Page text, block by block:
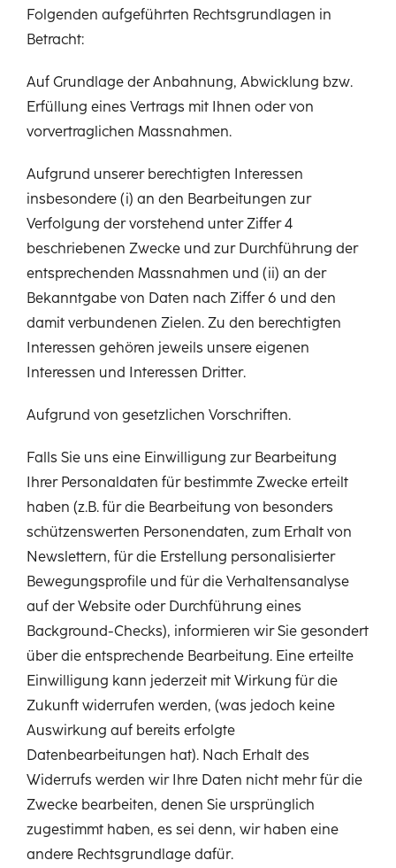
Folgenden aufgeführten Rechtsgrundlagen in
Betracht:
Auf Grundlage der Anbahnung, Abwicklung bzw.
Erfüllung eines Vertrags mit Ihnen oder von
vorvertraglichen Massnahmen.
Aufgrund unserer berechtigten Interessen
insbesondere (i) an den Bearbeitungen zur
Verfolgung der vorstehend unter Ziffer 4
beschriebenen Zwecke und zur Durchführung der
entsprechenden Massnahmen und (ii) an der
Bekanntgabe von Daten nach Ziffer 6 und den
damit verbundenen Zielen. Zu den berechtigten
Interessen gehören jeweils unsere eigenen
Interessen und Interessen Dritter.
Aufgrund von gesetzlichen Vorschriften.
Falls Sie uns eine Einwilligung zur Bearbeitung
Ihrer Personaldaten für bestimmte Zwecke erteilt
haben (z.B. für die Bearbeitung von besonders
schützenswerten Personendaten, zum Erhalt von
Newslettern, für die Erstellung personalisierter
Bewegungsprofile und für die Verhaltensanalyse
auf der Website oder Durchführung eines
Background-Checks), informieren wir Sie gesondert
über die entsprechende Bearbeitung. Eine erteilte
Einwilligung kann jederzeit mit Wirkung für die
Zukunft widerrufen werden, (was jedoch keine
Auswirkung auf bereits erfolgte
Datenbearbeitungen hat). Nach Erhalt des
Widerrufs werden wir Ihre Daten nicht mehr für die
Zwecke bearbeiten, denen Sie ursprünglich
zugestimmt haben, es sei denn, wir haben eine
andere Rechtsgrundlage dafür.